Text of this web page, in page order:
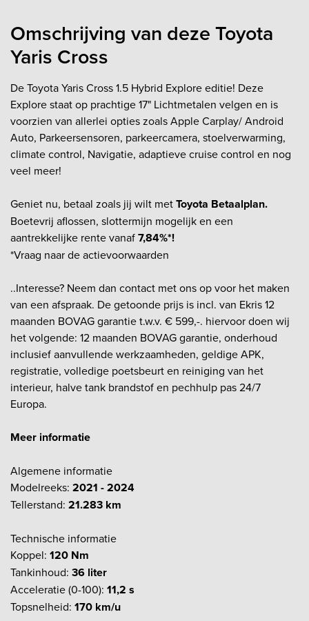
Omschrijving van deze Toyota
Yaris Cross
De Toyota Yaris Cross 1.5 Hybrid Explore editie! Deze
Explore staat op prachtige 17" Lichtmetalen velgen en is
voorzien van allerlei opties zoals Apple Carplay/ Android
Auto, Parkeersensoren, parkeercamera, stoelverwarming,
climate control, Navigatie, adaptieve cruise control en nog
veel meer!
Geniet nu, betaal zoals jij wilt metToyota Betaalplan.
Boetevrij aflossen, slottermijn mogelijk en een
aantrekkelijke rente vanaf7,84%*!
*Vraag naar de actievoorwaarden
..Interesse? Neem dan contact met ons op voor het maken
van een afspraak. De getoonde prijs is incl. van Ekris 12
maanden BOVAG garantie t.w.v. € 599,-. hiervoor doen wij
het volgende: 12 maanden BOVAG garantie, onderhoud
inclusief aanvullende werkzaamheden, geldige APK,
registratie, volledige poetsbeurt en reiniging van het
interieur, halve tank brandstof en pechhulp pas 24/7
Europa.
Meer informatie
Algemene informatie
Modelreeks: 2021 - 2024
Tellerstand: 21.283 km
Technische informatie
Koppel: 120 Nm
Tankinhoud: 36 liter
Acceleratie (0-100): 11,2 s
Topsnelheid: 170 km/u